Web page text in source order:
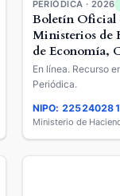
PERIÓDICA · 2026
Boletín Oficial
Ministerios de
de Economía,
Empresa
En línea. Recurso
Periódica.
NIPO: 225240281
Ministerio de